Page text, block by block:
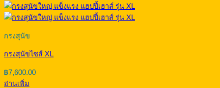
กรงสุนัข
กรงสุนัขไซส์ XL
฿7,600.00
อ่านเพิ่ม